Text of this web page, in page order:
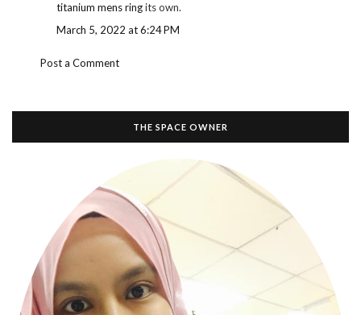
titanium mens ringits own.
March 5, 2022 at 6:24 PM
Post a Comment
THE SPACE OWNER